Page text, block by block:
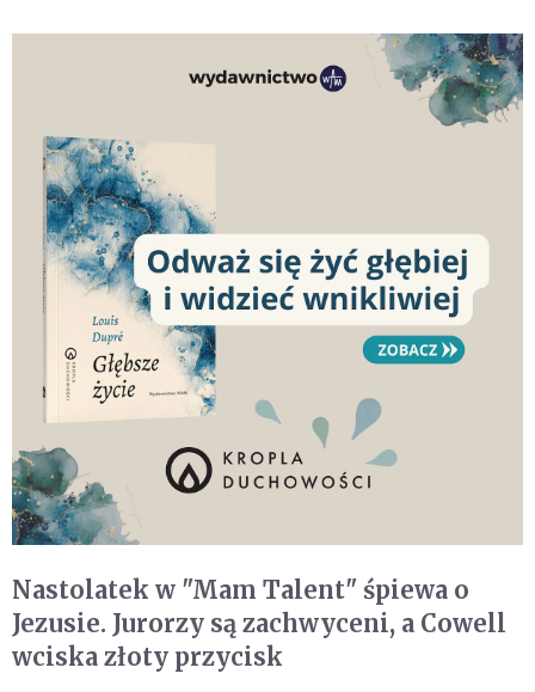
Nastolatek w "Mam Talent" śpiewa o
Jezusie. Jurorzy są zachwyceni, a Cowell
wciska złoty przycisk